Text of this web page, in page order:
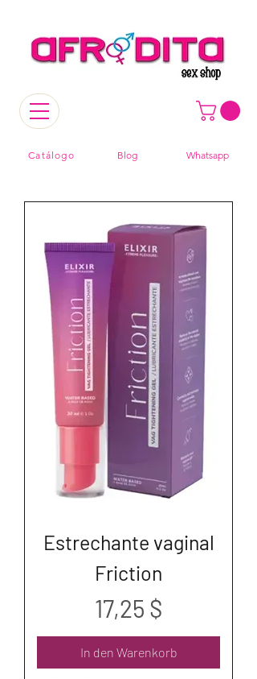
Catálogo Blog Whatsapp
Estrechante vaginal
Friction
Preis
17,25 $
In den Warenkorb